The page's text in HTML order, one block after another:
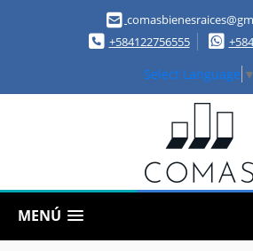
+584122756555
Select Language ▼
MENÚ